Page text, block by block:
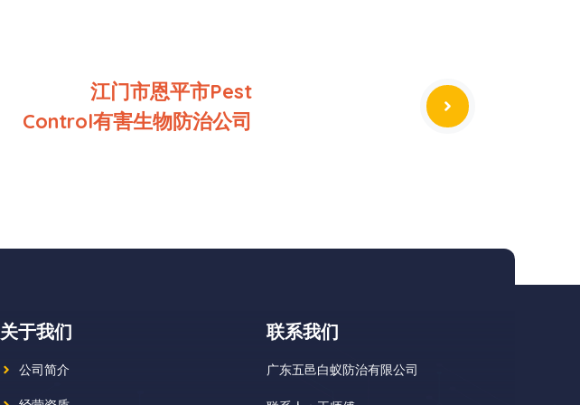
江门市恩平市Pest
Control有害生物防治公司
关于我们
公司简介
联系我们
广东五邑白蚁防治有限公司